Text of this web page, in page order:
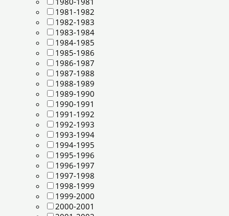
1981-1982
1982-1983
1983-1984
1984-1985
1985-1986
1986-1987
1987-1988
1988-1989
1989-1990
1990-1991
1991-1992
1992-1993
1993-1994
1994-1995
1995-1996
1996-1997
1997-1998
1998-1999
1999-2000
2000-2001